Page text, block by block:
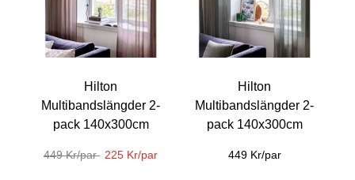
Hilton
Multibandslängder 2-
pack 140x300cm
449 Kr/par 225 Kr/par
Hilton
Multibandslängder 2-
pack 140x300cm
449 Kr/par